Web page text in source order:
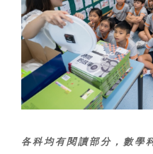
各科均有閱讀部分，數學